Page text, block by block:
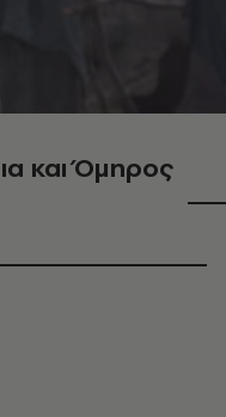
και Όμηρος